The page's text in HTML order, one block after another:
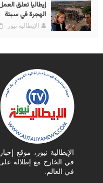
إيطاليا تعلق
الهجرة في سبتة
الإيطالية نيوز
الإيطالية نيوز، موقع
في الخارج مع إطلالة
في العالم.